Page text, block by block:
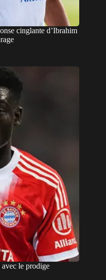
cinglante d’Ibrahim
le prodige